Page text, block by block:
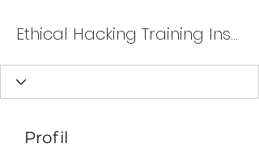
Ethical Hacking Training Institute
Profil